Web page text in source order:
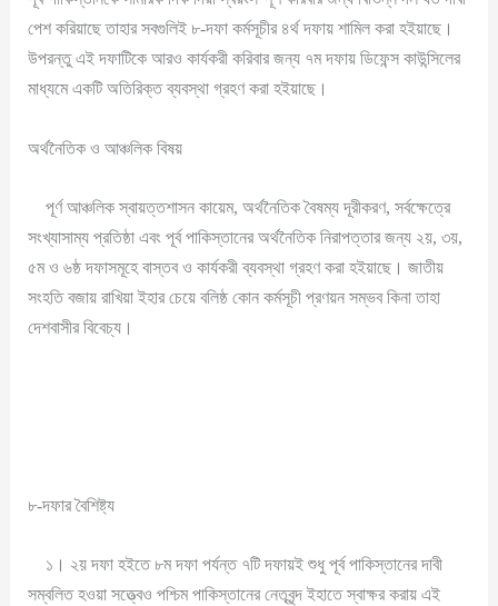
পেশ করিয়াছে তাহার সবগুলিই ৮-দফা কর্মসূচীর ৪র্থ দফায় শামিল করা হইয়াছে।
উপরন্তু এই দফাটিকে আরও কার্যকরী করিবার জন্য ৭ম দফায় ডিফেন্স কাউন্সিলের
মাধ্যমে একটি অতিরিক্ত ব্যবস্থা গ্রহণ করা হইয়াছে।
অর্থনৈতিক ও আঞ্চলিক বিষয়
পূর্ণ আঞ্চলিক স্বায়ত্তশাসন কায়েম, অর্থনৈতিক বৈষম্য দূরীকরণ, সর্বক্ষেত্রে
সংখ্যাসাম্য প্রতিষ্ঠা এবং পূর্ব পাকিস্তানের অর্থনৈতিক নিরাপত্তার জন্য ২য়, ৩য়,
৫ম ও ৬ষ্ঠ দফাসমূহে বাস্তব ও কার্যকরী ব্যবস্থা গ্রহণ করা হইয়াছে। জাতীয়
সংহতি বজায় রাখিয়া ইহার চেয়ে বলিষ্ঠ কোন কর্মসূচী প্রণয়ন সম্ভব কিনা তাহা
দেশবাসীর বিবেচ্য।
৮-দফার বৈশিষ্ট্য
১। ২য় দফা হইতে ৮ম দফা পর্যন্ত ৭টি দফায়ই শুধু পূর্ব পাকিস্তানের দাবী
সম্বলিত হওয়া সত্ত্বেও পশ্চিম পাকিস্তানের নেতৃবৃন্দ ইহাতে স্বাক্ষর করায় এই